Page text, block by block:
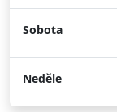
Sobota
Neděle